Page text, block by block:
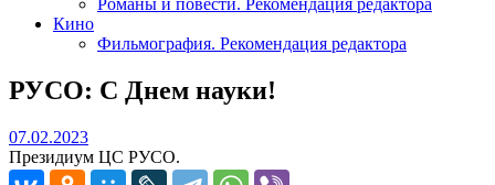
Кино
Фильмография. Рекомендация редактора
РУСО: С Днем науки!
07.02.202307.02.2023
Президиум ЦС РУСО.